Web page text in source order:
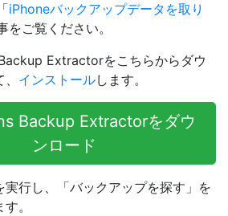
iPhoneバックアップデータを取り
をご覧ください。
Extractorをこちらからダウ
インストールします。
Backup Extractorをダウ
ンロード
実行し、「バックアップを探す」を
。